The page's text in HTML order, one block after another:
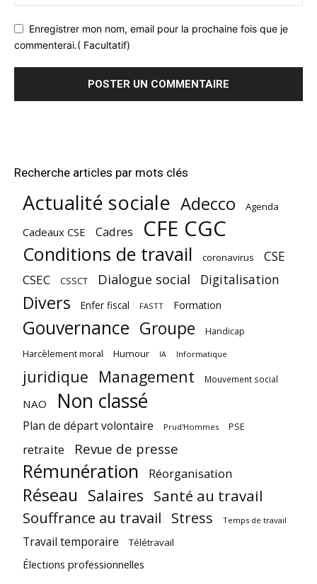
Enregistrer mon nom, email pour la prochaine fois que je
commenterai.( Facultatif)
Recherche articles par mots clés
Actualité sociale Adecco Agenda
Cadeaux CSE Cadres CFE CGC
Conditions de travail coronavirus CSE
CSEC CSSCT Dialogue social Digitalisation
Divers Enfer fiscal FASTT Formation
Gouvernance Groupe Handicap
Harcèlement moral Humour IA Informatique
juridique Management Mouvement social
NAO Non classé
Plan de départ volontaire Prud'Hommes PSE
retraite Revue de presse
Rémunération Réorganisation
Réseau Salaires Santé au travail
Souffrance au travail Stress Temps de travail
Travail temporaire Télétravail
Élections professionnelles